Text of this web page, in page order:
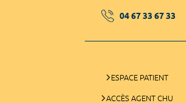
04 67 33 67 33
ESPACE PATIENT
ACCÈS AGENT CHU